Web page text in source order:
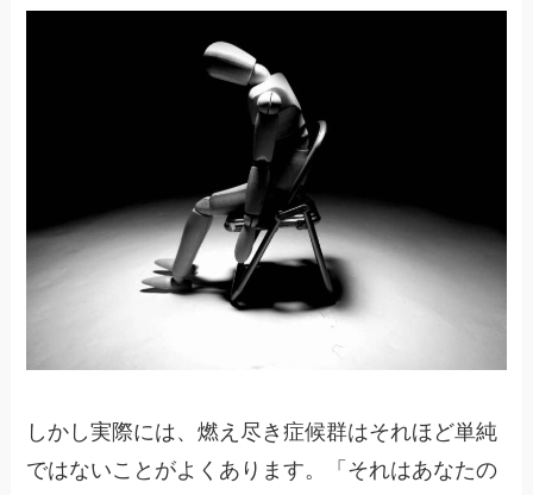
しかし実際には、燃え尽き症候群はそれほど単純
ではないことがよくあります。「それはあなたの